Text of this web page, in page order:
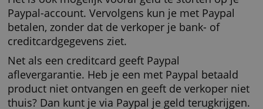
Paypal
Bijna de helft van de Nederlandse
accepteert Paypal als betaalmiddel. Deze
betaalmethode is vooral handig bij